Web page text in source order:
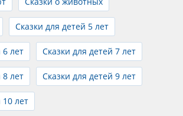
Сказки для детей 5 лет
6 лет Сказки для детей 7 лет
8 лет Сказки для детей 9 лет
10 лет